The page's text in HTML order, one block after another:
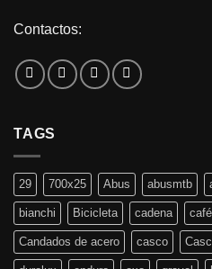
Contactos:
TAGS
29 700x25 Abus abusmtb
bianchi Bicicleta cadena café
Candados de acero casco